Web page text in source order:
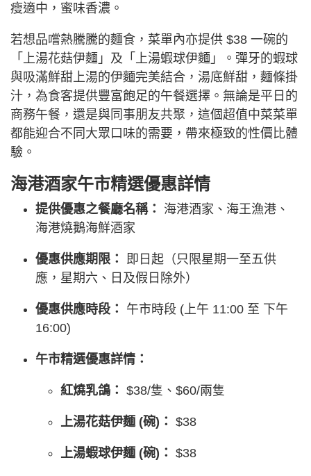
瘦適中，蜜味香濃。
若想品嚐熱騰騰的麵食，菜單內亦提供 $38 一碗的
「上湯花菇伊麵」及「上湯蝦球伊麵」。彈牙的蝦球
與吸滿鮮甜上湯的伊麵完美結合，湯底鮮甜，麵條掛
汁，為食客提供豐富飽足的午餐選擇。無論是平日的
商務午餐，還是與同事朋友共聚，這個超值中菜菜單
都能迎合不同大眾口味的需要，帶來極致的性價比體
驗。
海港酒家午市精選優惠詳情
提供優惠之餐廳名稱：
海港酒家、海王漁港、
海港燒鵝海鮮酒家
優惠供應期限：
即日起（只限星期一至五供
應，星期六、日及假日除外）
優惠供應時段：
午市時段 (上午 11:00 至 下午
16:00)
午市精選優惠詳情：
紅燒乳鴿： $38/隻、$60/兩隻
上湯花菇伊麵 (碗)： $38
上湯蝦球伊麵 (碗)： $38